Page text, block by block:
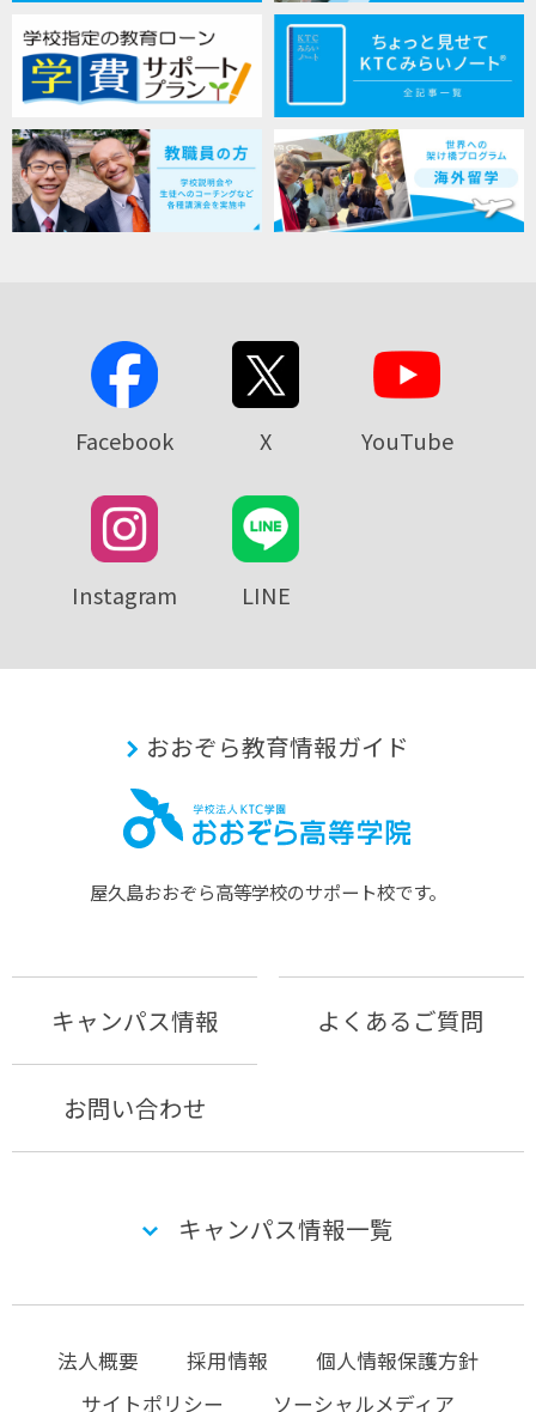
Facebook X YouTube
Instagram LINE
おおぞら教育情報ガイド
屋久島おおぞら⾼等学校のサポート校です。
キャンパス情報 よくあるご質問
お問い合わせ
キャンパス情報一覧
法人概要 採用情報
個人情報保護方針
サイトポリシー
ソーシャルメディア